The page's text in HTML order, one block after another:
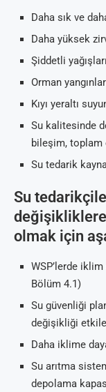
Daha sık ve
Daha yüksek
Şiddetli
Orman
Kıyı yeraltı
Su kalitesinde
bileşim,
Su tedarik
Su
değişikliklere
olmak için
WSP’lerde
Bölüm 4.1)
Su güvenliği
değişikliği
Daha iklime
Su arıtma
depolama